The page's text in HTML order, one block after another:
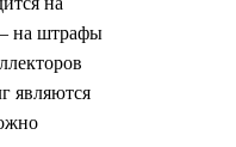
на штрафы
являются